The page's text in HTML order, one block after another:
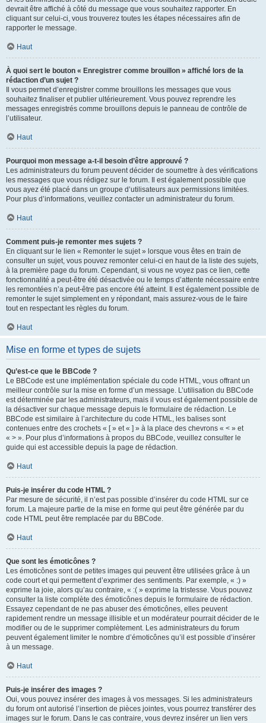
devrait être affiché à côté du message que vous souhaitez rapporter. En
cliquant sur celui-ci, vous trouverez toutes les étapes nécessaires afin de
rapporter le message.
Haut
À quoi sert le bouton « Enregistrer comme brouillon » affiché lors de la
rédaction d’un sujet ?
Il vous permet d’enregistrer comme brouillons les messages que vous
souhaitez finaliser et publier ultérieurement. Vous pouvez reprendre les
messages enregistrés comme brouillons depuis le panneau de contrôle de
l’utilisateur.
Haut
Pourquoi mon message a-t-il besoin d’être approuvé ?
Les administrateurs du forum peuvent décider de soumettre à des vérifications
les messages que vous rédigez sur le forum. Il est également possible que
vous ayez été placé dans un groupe d’utilisateurs aux permissions limitées.
Pour plus d’informations, veuillez contacter un administrateur du forum.
Haut
Comment puis-je remonter mes sujets ?
En cliquant sur le lien « Remonter le sujet » lorsque vous êtes en train de
consulter un sujet, vous pouvez remonter celui-ci en haut de la liste des sujets,
à la première page du forum. Cependant, si vous ne voyez pas ce lien, cette
fonctionnalité a peut-être été désactivée ou le temps d’attente nécessaire entre
les remontées n’a peut-être pas encore été atteint. Il est également possible de
remonter le sujet simplement en y répondant, mais assurez-vous de le faire
tout en respectant les règles du forum.
Haut
Mise en forme et types de sujets
Qu’est-ce que le BBCode ?
Le BBCode est une implémentation spéciale du code HTML, vous offrant un
meilleur contrôle sur la mise en forme d’un message. L’utilisation du BBCode
est déterminée par les administrateurs, mais il vous est également possible de
la désactiver sur chaque message depuis le formulaire de rédaction. Le
BBCode est similaire à l’architecture du code HTML, les balises sont
contenues entre des crochets « [ » et « ] » à la place des chevrons « < » et
« > ». Pour plus d’informations à propos du BBCode, veuillez consulter le
guide qui est accessible depuis la page de rédaction.
Haut
Puis-je insérer du code HTML ?
Par mesure de sécurité, il n’est pas possible d’insérer du code HTML sur ce
forum. La majeure partie de la mise en forme qui peut être générée par du
code HTML peut être remplacée par du BBCode.
Haut
Que sont les émoticônes ?
Les émoticônes sont de petites images qui peuvent être utilisées grâce à un
code court et qui permettent d’exprimer des sentiments. Par exemple, « :) »
exprime la joie, alors qu’au contraire, « :( » exprime la tristesse. Vous pouvez
consulter la liste complète des émoticônes depuis le formulaire de rédaction.
Essayez cependant de ne pas abuser des émoticônes, elles peuvent
rapidement rendre un message illisible et un modérateur pourrait décider de le
modifier ou de le supprimer complètement. Les administrateurs du forum
peuvent également limiter le nombre d’émoticônes qu’il est possible d’insérer
à un message.
Haut
Puis-je insérer des images ?
Oui, vous pouvez insérer des images à vos messages. Si les administrateurs
du forum ont autorisé l’insertion de pièces jointes, vous pourrez transférer des
images sur le forum. Dans le cas contraire, vous devrez insérer un lien vers